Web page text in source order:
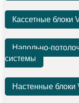
Кассетные блоки
Напольно-
системы
Настенные блоки